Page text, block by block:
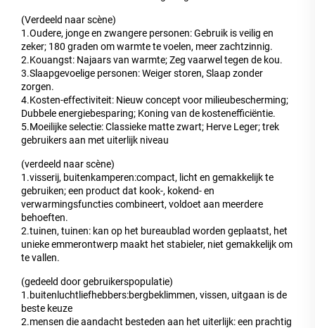
(Verdeeld naar scène)
1.Oudere, jonge en zwangere personen: Gebruik is veilig en
zeker; 180 graden om warmte te voelen, meer zachtzinnig.
2.Kouangst: Najaars van warmte; Zeg vaarwel tegen de kou.
3.Slaapgevoelige personen: Weiger storen, Slaap zonder
zorgen.
4.Kosten-effectiviteit: Nieuw concept voor milieubescherming;
Dubbele energiebesparing; Koning van de kostenefficiëntie.
5.Moeilijke selectie: Classieke matte zwart; Herve Leger; trek
gebruikers aan met uiterlijk niveau
(verdeeld naar scène)
1.visserij, buitenkamperen:compact, licht en gemakkelijk te
gebruiken; een product dat kook-, kokend- en
verwarmingsfuncties combineert, voldoet aan meerdere
behoeften.
2.tuinen, tuinen: kan op het bureaublad worden geplaatst, het
unieke emmerontwerp maakt het stabieler, niet gemakkelijk om
te vallen.
(gedeeld door gebruikerspopulatie)
1.buitenluchtliefhebbers:bergbeklimmen, vissen, uitgaan is de
beste keuze
2.mensen die aandacht besteden aan het uiterlijk: een prachtig